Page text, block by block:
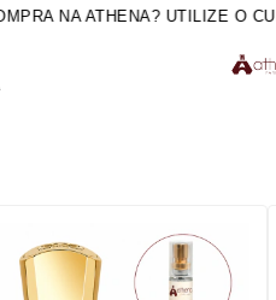
UTILIZE O CUPOM